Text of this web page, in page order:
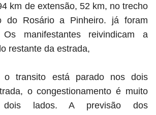
km de extensão, 52 km, no trecho
do Rosário a Pinheiro. já foram
Os manifestantes reivindicam a
restante da estrada,
o transito está parado nos dois
o congestionamento é muito
lados. A previsão dos